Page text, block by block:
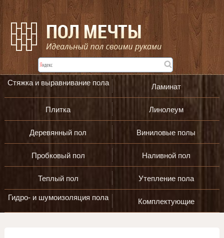
Стяжка и выравнивание пола Ламинат
Плитка Линолеум
Деревянный пол Виниловые полы
Пробковый пол Наливной пол
Теплый пол Утепление пола
Гидро- и шумоизоляция пола Комплектующие